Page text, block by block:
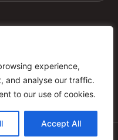
experience,
and analyse our traffic.
to our use of cookies.
Accept All
RESERVED